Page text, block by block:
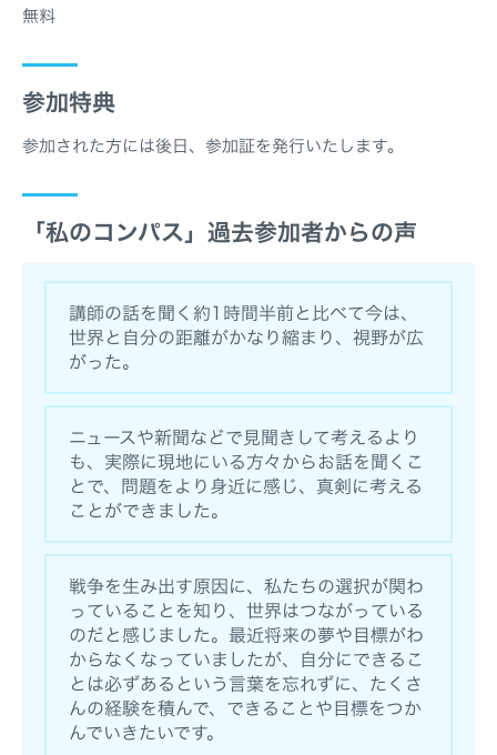
無料
参加特典
参加された方には後日、参加証を発行いたします。
「私のコンパス」過去参加者からの声
講師の話を聞く約1時間半前と比べて今は、
世界と自分の距離がかなり縮まり、視野が広
がった。
ニュースや新聞などで見聞きして考えるより
も、実際に現地にいる方々からお話を聞くこ
とで、問題をより身近に感じ、真剣に考える
ことができました。
戦争を生み出す原因に、私たちの選択が関わ
っていることを知り、世界はつながっている
のだと感じました。最近将来の夢や目標がわ
からなくなっていましたが、自分にできるこ
とは必ずあるという言葉を忘れずに、たくさ
んの経験を積んで、できることや目標をつか
んでいきたいです。